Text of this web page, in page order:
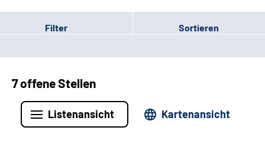
Filter Sortieren
7 offene Stellen
Listenansicht Kartenansicht